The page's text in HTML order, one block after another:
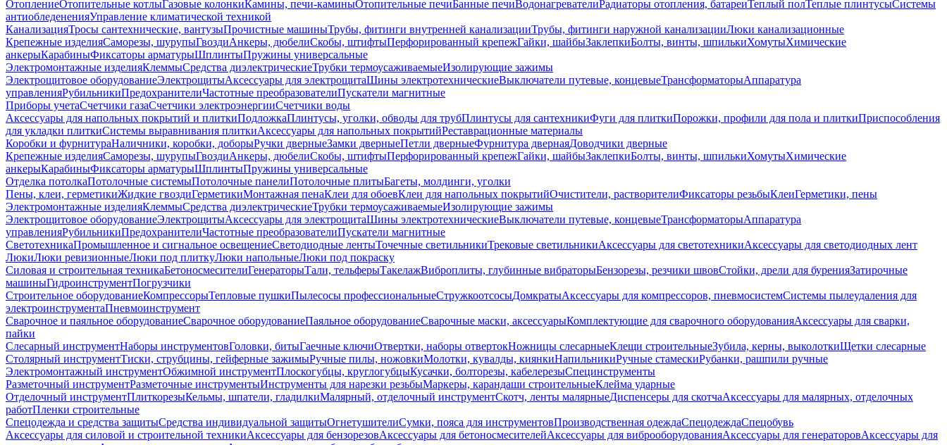
ОтоплениеОтопительные котлыГазовые колонкиКамины, печи-каминыОтопительные печиБанные печиВодонагревателиРадиаторы отопления, батареиТеплый полТеплые плинтусыСистемы
антиобледененияУправление климатической техникой
КанализацияТросы сантехнические, вантузыПрочистные машиныТрубы, фитинги внутренней канализацииТрубы, фитинги наружной канализацииЛюки канализационные
Крепежные изделияСаморезы, шурупыГвоздиАнкеры, дюбелиСкобы, штифтыПерфорированный крепежГайки, шайбыЗаклепкиБолты, винты, шпилькиХомутыХимические
анкерыКарабиныФиксаторы арматурыШплинтыПружины универсальные
Электромонтажные изделияКлеммыСредства диэлектрическиеТрубки термоусаживаемыеИзолирующие зажимы
Электрощитовое оборудованиеЭлектрощитыАксессуары для электрощитаШины электротехническиеВыключатели путевые, концевыеТрансформаторыАппаратура
управленияРубильникиПредохранителиЧастотные преобразователиПускатели магнитные
Приборы учетаСчетчики газаСчетчики электроэнергииСчетчики воды
Аксессуары для напольных покрытий и плиткиПодложкаПлинтусы, уголки, обводы для трубПлинтусы для сантехникиФуги для плиткиПорожки, профили для пола и плиткиПриспособления
для укладки плиткиСистемы выравнивания плиткиАксессуары для напольных покрытийРеставрационные материалы
Коробки и фурнитураНаличники, коробки, доборыРучки дверныеЗамки дверныеПетли дверныеФурнитура двернаяДоводчики дверные
Крепежные изделияСаморезы, шурупыГвоздиАнкеры, дюбелиСкобы, штифтыПерфорированный крепежГайки, шайбыЗаклепкиБолты, винты, шпилькиХомутыХимические
анкерыКарабиныФиксаторы арматурыШплинтыПружины универсальные
Отделка потолкаПотолочные системыПотолочные панелиПотолочные плитыБагеты, молдинги, уголки
Пены, клеи, герметикиЖидкие гвоздиГерметикиМонтажная пенаКлеи для обоевКлеи для напольных покрытийОчистители, растворителиФиксаторы резьбыКлеиГерметики, пены
Электромонтажные изделияКлеммыСредства диэлектрическиеТрубки термоусаживаемыеИзолирующие зажимы
Электрощитовое оборудованиеЭлектрощитыАксессуары для электрощитаШины электротехническиеВыключатели путевые, концевыеТрансформаторыАппаратура
управленияРубильникиПредохранителиЧастотные преобразователиПускатели магнитные
СветотехникаПромышленное и сигнальное освещениеСветодиодные лентыТочечные светильникиТрековые светильникиАксессуары для светотехникиАксессуары для светодиодных лент
ЛюкиЛюки ревизионныеЛюки под плиткуЛюки напольныеЛюки под покраску
Силовая и строительная техникаБетоносмесителиГенераторыТали, тельферыТакелажВиброплиты, глубинные вибраторыБензорезы, резчики швовСтойки, дрели для буренияЗатирочные
машиныГидроинструментПогрузчики
Строительное оборудованиеКомпрессорыТепловые пушкиПылесосы профессиональныеСтружкоотсосыДомкратыАксессуары для компрессоров, пневмосистемСистемы пылеудаления для
электроинструментаПневмоинструмент
Сварочное и паяльное оборудованиеСварочное оборудованиеПаяльное оборудованиеСварочные маски, аксессуарыКомплектующие для сварочного оборудованияАксессуары для сварки,
пайки
Слесарный инструментНаборы инструментовГоловки, битыГаечные ключиОтвертки, наборы отвертокНожницы слесарныеКлещи строительныеЗубила, керны, выколоткиЩетки слесарные
Столярный инструментТиски, струбцины, гейферные зажимыРучные пилы, ножовкиМолотки, кувалды, киянкиНапильникиРучные стамескиРубанки, рашпили ручные
Электромонтажный инструментОбжимной инструментПлоскогубцы, круглогубцыКусачки, болторезы, кабелерезыСпецинструменты
Разметочный инструментРазметочные инструментыИнструменты для нарезки резьбыМаркеры, карандаши строительныеКлейма ударные
Отделочный инструментПлиткорезыКельмы, шпатели, гладилкиМалярный, отделочный инструментСкотч, ленты малярныеДиспенсеры для скотчаАксессуары для малярных, отделочных
работПленки строительные
Спецодежда и средства защитыСредства индивидуальной защитыОгнетушителиСумки, пояса для инструментовПроизводственная одеждаСпецодеждаСпецобувь
Аксессуары для силовой и строительной техникиАксессуары для бензорезовАксессуары для бетоносмесителейАксессуары для виброоборудованияАксессуары для генераторовАксессуары для